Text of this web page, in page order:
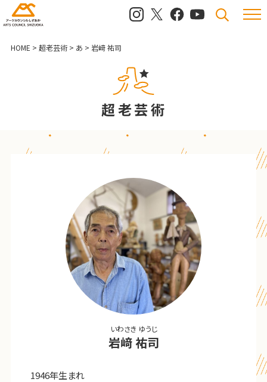
メニュ
検索
HOME > 超老芸術> あ > 岩﨑 祐司
超老芸術
いわさき ゆうじ
岩﨑 祐司
1946年生まれ